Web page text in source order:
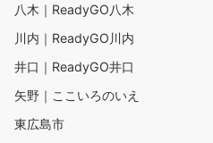
八木｜ReadyGO八木
川内｜ReadyGO川内
井口｜ReadyGO井口
矢野｜ここいろのいえ
東広島市